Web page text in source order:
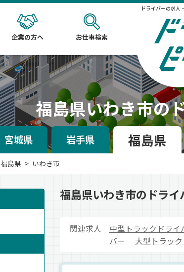
ドライバーの求人
企業の方へ お仕事検索
福島県いわき市の
宮城県 岩手県 福島県
福島県 いわき市
福島県いわき市のドライ
関連求人 中型トラックドライ
バー
大型トラッ